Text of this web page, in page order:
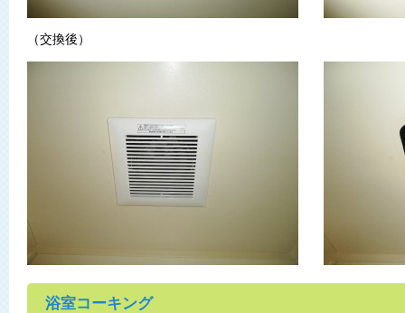
（交換後）
浴室コーキング